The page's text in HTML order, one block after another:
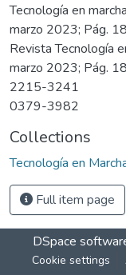
Tecnología en
marzo 2023; Pág.
Revista Tecnología
marzo 2023; Pág.
2215-3241
0379-3982
Collections
Tecnología en
Full item page
DSpace
Cookie settings